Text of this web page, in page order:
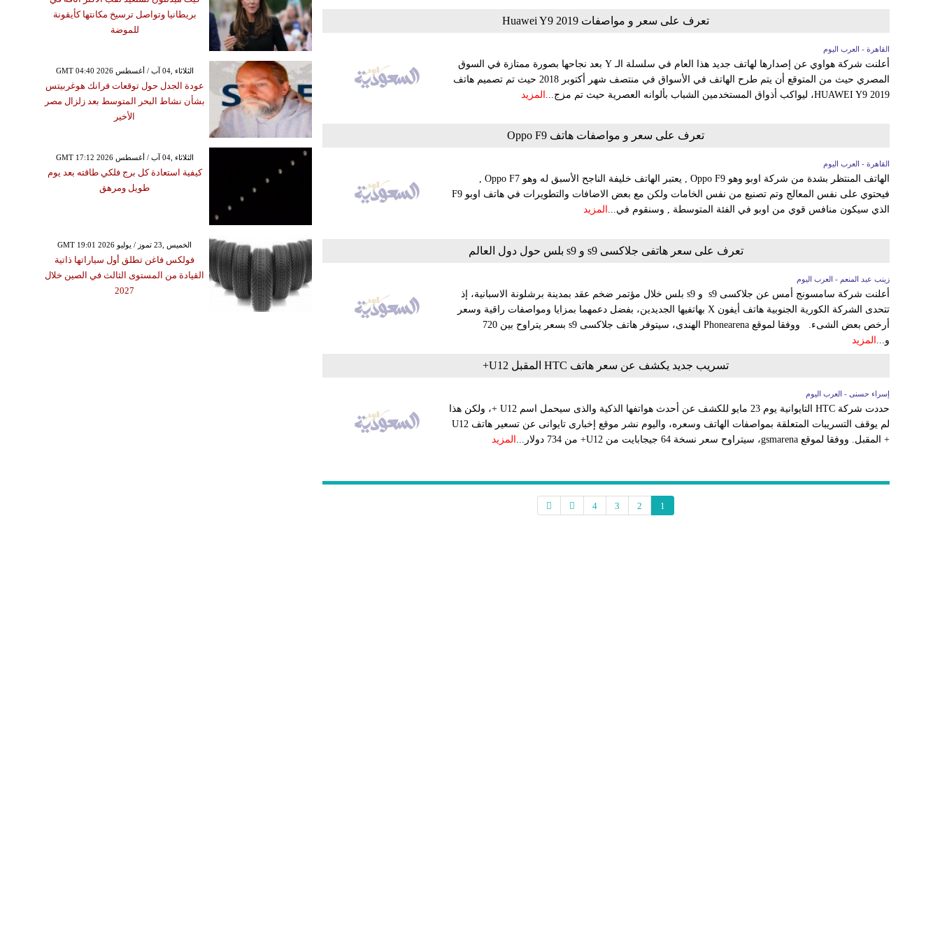
تعرف على سعر و مواصفات Huawei Y9 2019
القاهرة - العرب اليوم
أعلنت شركة هواوي عن إصدارها لهاتف جديد هذا العام في سلسلة الـ Y بعد نجاحها بصورة ممتازة في السوق
المصري حيث من المتوقع أن يتم طرح الهاتف في الأسواق في منتصف شهر أكتوبر 2018 حيث تم تصميم هاتف
HUAWEI Y9 2019، ليواكب أذواق المستخدمين الشباب بألوانه العصرية حيث تم مزج...
المزيد
تعرف على سعر و مواصفات هاتف Oppo F9
القاهرة - العرب اليوم
الهاتف المنتظر بشدة من شركة اوبو وهو Oppo F9 , يعتبر الهاتف خليفة الناجح الأسبق له وهو Oppo F7 ,
فيحتوي على نفس المعالج وتم تصنيع من نفس الخامات ولكن مع بعض الاضافات والتطويرات في هاتف اوبو F9
الذي سيكون منافس قوي من اوبو في الفئة المتوسطة , وسنقوم في... المزيد
تعرف على سعر هاتفى جلاكسى s9 و s9 بلس حول دول العالم
زينب عبد المنعم - العرب اليوم
أعلنت شركة سامسونج أمس عن جلاكسى s9 و s9 بلس خلال مؤتمر ضخم عقد بمدينة برشلونة الاسبانية، إذ
تتحدى الشركة الكورية الجنوبية هاتف أيفون X بهاتفيها الجديدين، بفضل دعمهما بمزايا ومواصفات راقية وسعر
أرخص بعض الشىء. ووفقا لموقع Phonearena الهندى، سيتوفر هاتف جلاكسى s9 بسعر يتراوح بين 720
و... المزيد
تسريب جديد يكشف عن سعر هاتف HTC المقبل U12+
إسراء حسنى - العرب اليوم
حددت شركة HTC التايوانية يوم 23 مايو للكشف عن أحدث هواتفها الذكية والذى سيحمل اسم U12 +، ولكن هذا
لم يوقف التسريبات المتعلقة بمواصفات الهاتف وسعره، واليوم نشر موقع إخبارى تايوانى عن تسعير هاتف U12
+ المقبل. ووفقا لموقع gsmarena، سيتراوح سعر نسخة 64 جيجابايت من U12+ من 734 دولار...
المزيد
1
2
3
4
بريطانيا وتواصل ترسيخ مكانتها كأيقونة
للموضة
GMT 04:40 2026 الثلاثاء ,04 آب / أغسطس
عودة الجدل حول توقعات فرانك هوغربيتس
بشأن نشاط البحر المتوسط بعد زلزال مصر
الأخير
GMT 17:12 2026 الثلاثاء ,04 آب / أغسطس
كيفية استعادة كل برج فلكي طاقته بعد يوم
طويل ومرهق
GMT 19:01 2026 الخميس ,23 تموز / يوليو
فولكس فاغن تطلق أول سياراتها ذاتية
القيادة من المستوى الثالث في الصين خلال
2027